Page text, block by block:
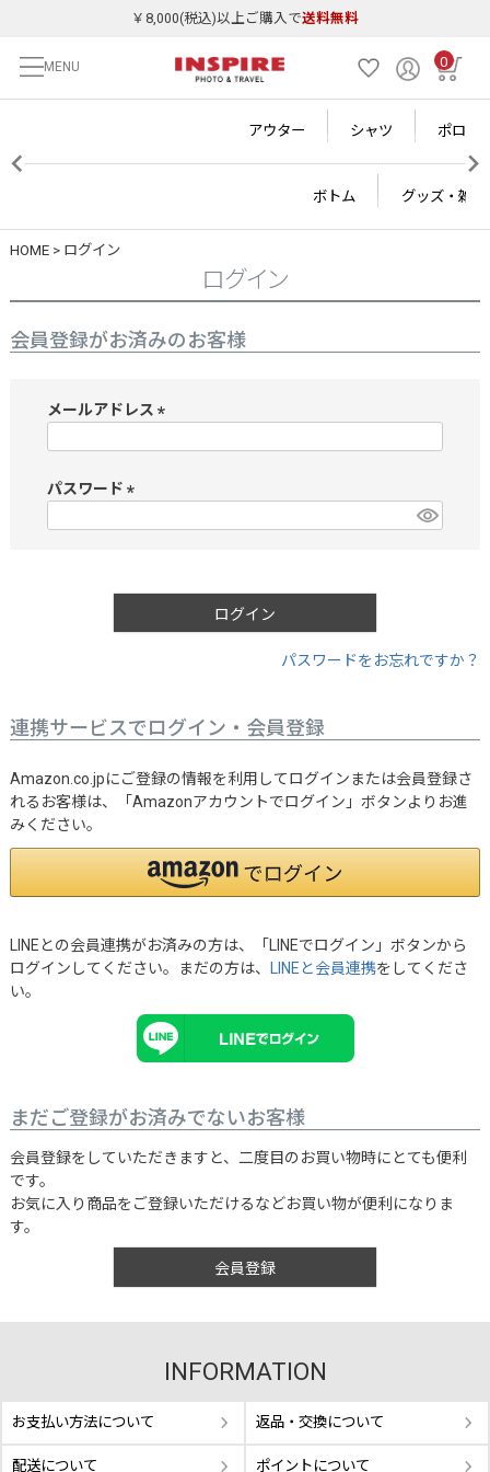
￥8,000(税込)以上ご購入で送料無料
MENU 0
アウター シャツ ポロシ
ボトム グッズ・雑貨
HOME ログイン
ログイン
会員登録がお済みのお客様
メールアドレス
)
パスワード
ログイン
パスワードをお忘れですか？
連携サービスでログイン・会員登録
Amazon.co.jpにご登録の情報を利用してログインまたは会員登録さ
れるお客様は、「Amazonアカウントでログイン」ボタンよりお進
みください。
LINEとの会員連携がお済みの方は、「LINEでログイン」ボタンから
ログインしてください。まだの方は、
LINEと会員連携をしてくださ
い。
まだご登録がお済みでないお客様
会員登録をしていただきますと、二度目のお買い物時にとても便利
です。
お気に入り商品をご登録いただけるなどお買い物が便利になりま
す。
会員登録
INFORMATION
お支払い方法について 返品・交換について
配送について ポイントについて